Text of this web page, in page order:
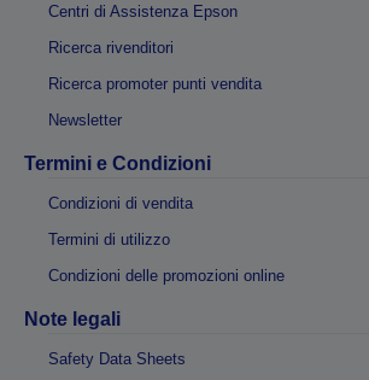
Centri di Assistenza Epson
Ricerca rivenditori
Ricerca promoter punti vendita
Newsletter
Termini e Condizioni
Condizioni di vendita
Termini di utilizzo
Condizioni delle promozioni online
Note legali
Safety Data Sheets